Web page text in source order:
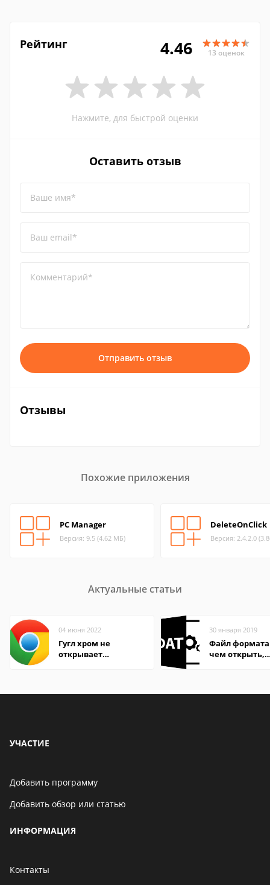
Рейтинг 4.46 13 оценок
Нажмите, для быстрой оценки
Оставить отзыв
Ваше имя*
Ваш email*
Комментарий*
Отправить отзыв
Отзывы
Похожие приложения
PC Manager
Версия: 9.5 (4.62 МБ)
DeleteOnClick
Версия: 2.4.2.0
Актуальные статьи
04 июня 2022
Гугл хром не
открывает
30 января 2019
Файл формата
чем открыть,
УЧАСТИЕ
Добавить программу
Добавить обзор или статью
ИНФОРМАЦИЯ
Контакты